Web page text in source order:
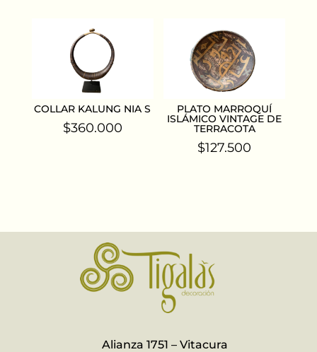
COLLAR KALUNG NIA S
$360.000
PLATO MARROQUÍ
ISLÁMICO VINTAGE DE
TERRACOTA
$127.500
Alianza 1751 – Vitacura